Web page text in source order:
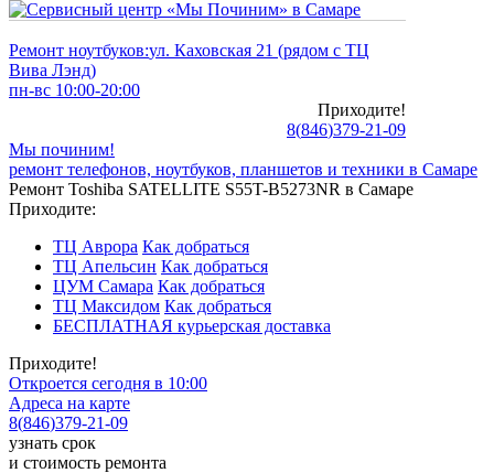
Ремонт ноутбуков:ул. Каховская 21 (рядом с ТЦ
Вива Лэнд)
пн-вс 10:00-20:00
Приходите!
8(846)379-21-09
Мы починим!
ремонт телефонов, ноутбуков, планшетов и техники в Самаре
Ремонт Toshiba SATELLITE S55T-B5273NR в Самаре
Приходите:
ТЦ Аврора Как добраться
ТЦ Апельсин Как добраться
ЦУМ Самара Как добраться
ТЦ Максидом Как добраться
БЕСПЛАТНАЯ курьерская доставка
Приходите!
Откроется сегодня в 10:00
Адреса на карте
8(846)379-21-09
узнать срок
и стоимость ремонта